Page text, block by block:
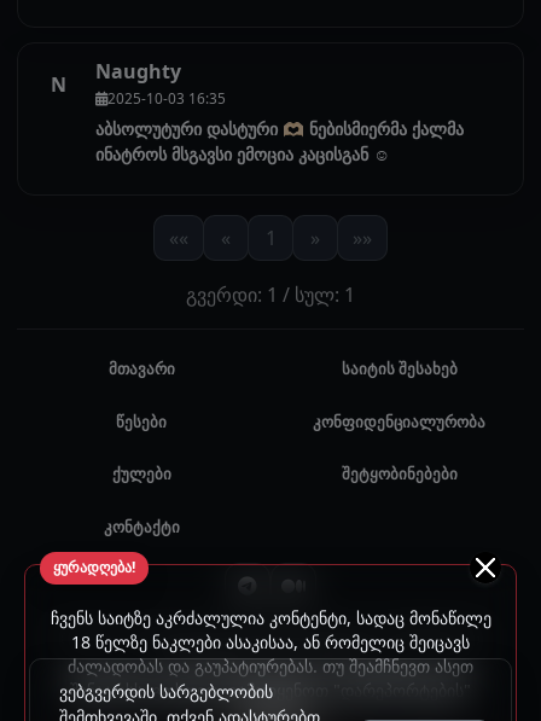
N Naughty
2025-10-03 16:35
აბსოლუტური დასტური 🫶🏻 ნებისმიერმა ქალმა
ინატროს მსგავსი ემოცია კაცისგან ☺️
«« « 1 » »»
გვერდი: 1 / სულ: 1
ყურადღება!
ჩვენს საიტზე აკრძალულია კონტენტი, სადაც მონაწილე
18 წელზე ნაკლები ასაკისაა, ან რომელიც შეიცავს
ძალადობას და გაუპატიურებას. თუ შეამჩნევთ ასეთ
შინაარსს, გთხოვთ, გამოიყენოთ "დარეპორტების"
ფუნქცია.
მთავარი საიტის შესახებ
წესები კონფიდენციალურობა
ქულები შეტყობინებები
კონტაქტი
© 2024 - 2026 ყველა უფლება დაცულია. უნებართვო
გამოყენება აკრძალულია.
ვებგვერდის სარგებლობის